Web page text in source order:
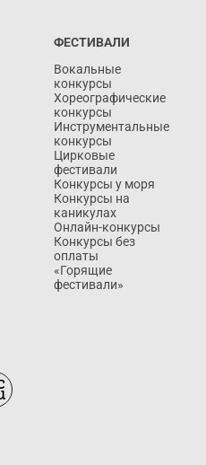
ФЕСТИВАЛИ
Вокальные
конкурсы
Хореографические
конкурсы
Инструментальные
конкурсы
Цирковые
фестивали
Конкурсы у моря
Конкурсы на
каникулах
Онлайн-конкурсы
Конкурсы без
оплаты
«Горящие
фестивали»